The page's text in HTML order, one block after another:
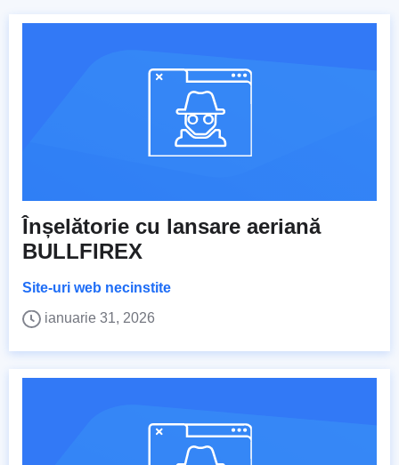
Înșelătorie cu lansare aeriană
BULLFIREX
Site-uri web necinstite
ianuarie 31, 2026